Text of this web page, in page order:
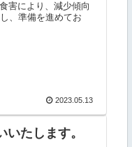
害により、減少傾向
、準備を進めてお
2023.05.13
たします。